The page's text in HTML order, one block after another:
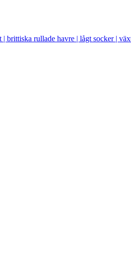
brittiska rullade havre | lågt socker |